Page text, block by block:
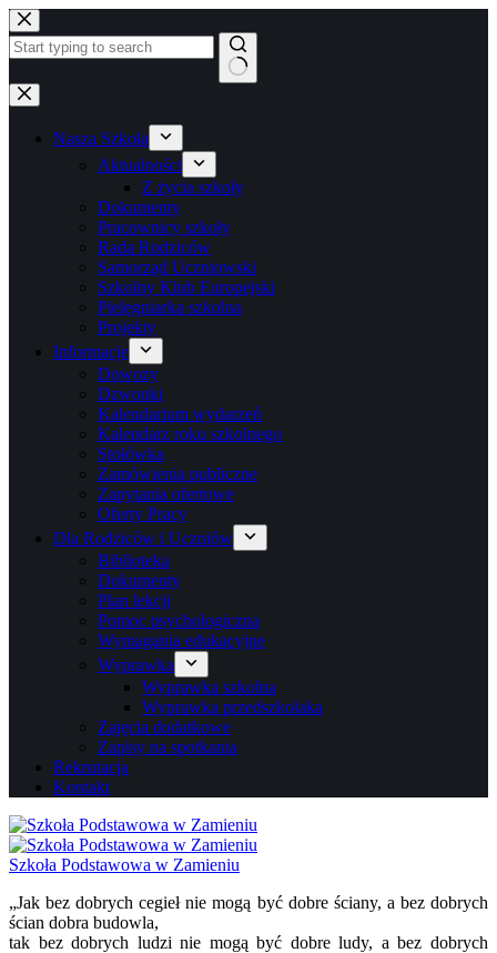
Przejdź
do
treści
Brak
wyników
Nasza Szkoła
Aktualności
Z życia szkoły
Dokumenty
Pracownicy szkoły
Rada Rodziców
Samorząd Uczniowski
Szkolny Klub Europejski
Pielęgniarka szkolna
Projekty
Informacje
Dowozy
Dzwonki
Kalendarium wydarzeń
Kalendarz roku szkolnego
Stołówka
Zamówienia publiczne
Zapytania ofertowe
Oferty Pracy
Dla Rodziców i Uczniów
Biblioteka
Dokumenty
Plan lekcji
Pomoc psychologiczna
Wymagania edukacyjne
Wyprawka
Wyprawka szkolna
Wyprawka przedszkolaka
Zajęcia dodatkowe
Zapisy na spotkania
Rekrutacja
Kontakt
Szkoła Podstawowa w Zamieniu
„Jak bez dobrych cegieł nie mogą być dobre ściany, a bez dobrych
ścian dobra budowla,
tak bez dobrych ludzi nie mogą być dobre ludy, a bez dobrych